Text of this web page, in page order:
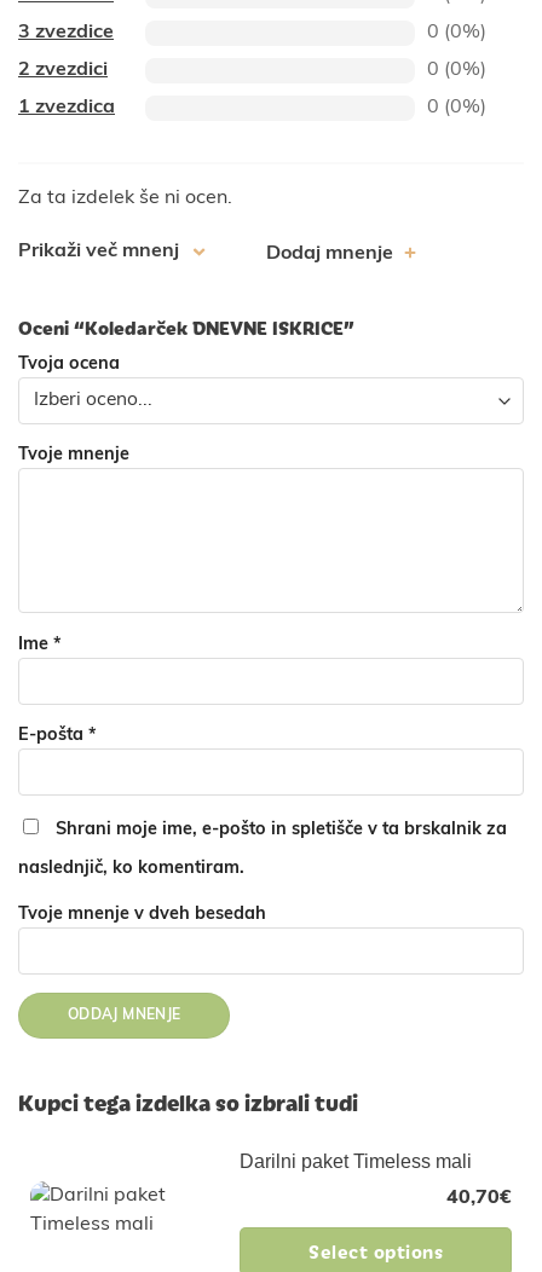
3 zvezdice
0 (0%)
2 zvezdici
0 (0%)
1 zvezdica
0 (0%)
Za ta izdelek še ni ocen.
Prikaži več mnenj Dodaj mnenje
Oceni “Koledarček DNEVNE ISKRICE”
Tvoja ocena
Tvoje mnenje
Ime *
E-pošta *
Shrani moje ime, e-pošto in spletišče v ta brskalnik za
naslednjič, ko komentiram.
Tvoje mnenje v dveh besedah
Kupci tega izdelka so izbrali tudi
Darilni paket Timeless mali
40,70€
Select options